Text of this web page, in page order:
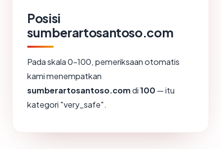
Posisi
sumberartosantoso.com
Pada skala 0-100, pemeriksaan otomatis
kami menempatkan
sumberartosantoso.comdi100 — itu
kategori "very_safe".